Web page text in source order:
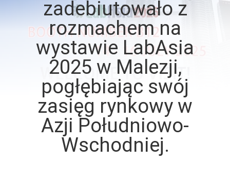
FABRYCE
SKONTAKTUJ
AKTUALNOŚCI
zadebiutowało z
rozmachem na
wystawie LabAsia
2025 w Malezji,
pogłębiając swój
zasięg rynkowy w
Azji Południowo-
Wschodniej.